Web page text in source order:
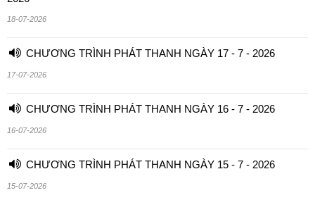
18-07-2026
CHƯƠNG TRÌNH PHÁT THANH NGÀY 17 - 7 - 2026
17-07-2026
CHƯƠNG TRÌNH PHÁT THANH NGÀY 16 - 7 - 2026
16-07-2026
CHƯƠNG TRÌNH PHÁT THANH NGÀY 15 - 7 - 2026
15-07-2026